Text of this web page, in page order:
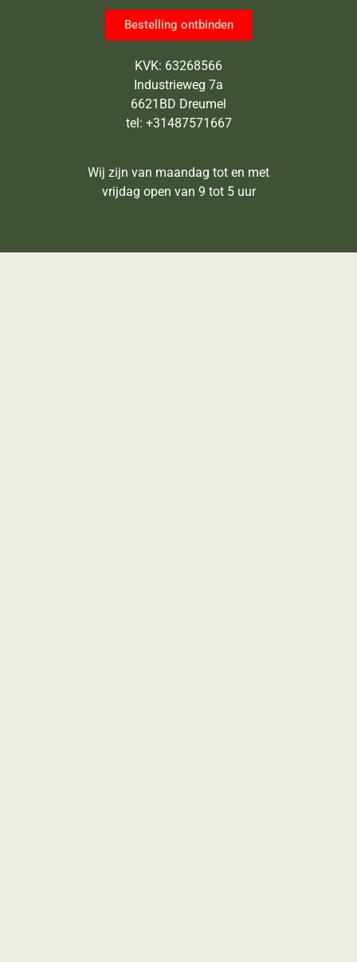
Bestelling ontbinden
KVK: 63268566
Industrieweg 7a
6621BD Dreumel
tel: +31487571667
Wij zijn van maandag tot en met
vrijdag open van 9 tot 5 uur